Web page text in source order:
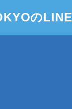
のLINE